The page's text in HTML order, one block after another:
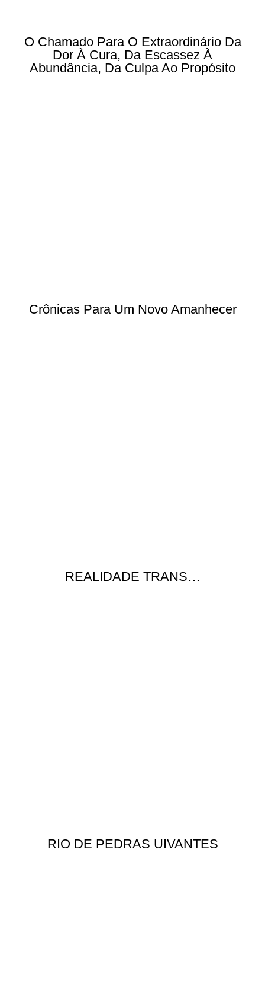
O Chamado Para O Extraordinário Da
Dor À Cura, Da Escassez À
Abundância, Da Culpa Ao Propósito
Crônicas Para Um Novo Amanhecer
REALIDADE TRANS…
RIO DE PEDRAS UIVANTES